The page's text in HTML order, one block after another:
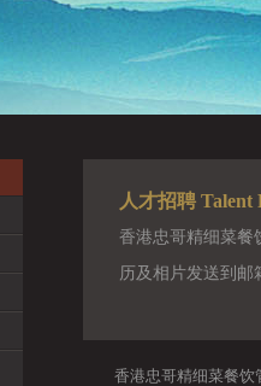
人才招聘 Talent
香港忠哥精细菜餐
历及相片发送到邮
香港忠哥精细菜餐饮管